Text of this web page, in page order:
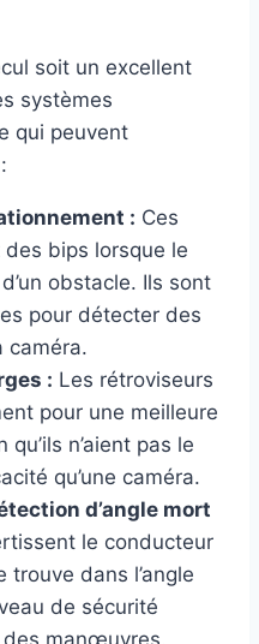
soit un excellent
systèmes
qui peuvent
: Ces
bips lorsque le
obstacle. Ils sont
pour détecter des
caméra.
: Les rétroviseurs
pour une meilleure
n’aient pas le
qu’une caméra.
d’angle mort
le conducteur
trouve dans l’angle
de sécurité
manœuvres.